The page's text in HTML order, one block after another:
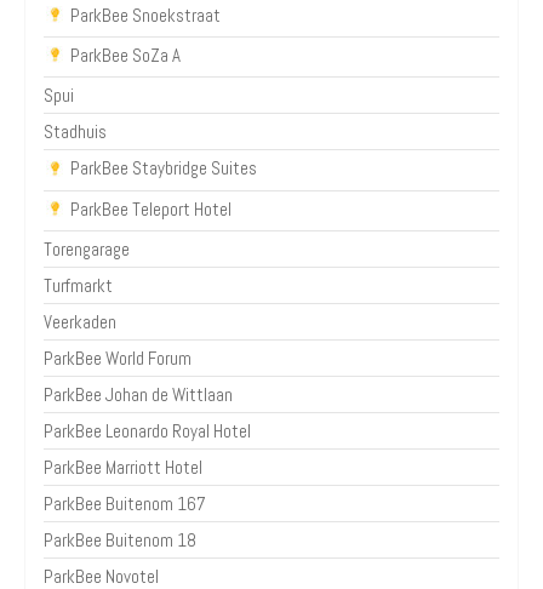
ParkBee Snoekstraat
ParkBee SoZa A
Spui
Stadhuis
ParkBee Staybridge Suites
ParkBee Teleport Hotel
Torengarage
Turfmarkt
Veerkaden
ParkBee World Forum
ParkBee Johan de Wittlaan
ParkBee Leonardo Royal Hotel
ParkBee Marriott Hotel
ParkBee Buitenom 167
ParkBee Buitenom 18
ParkBee Novotel